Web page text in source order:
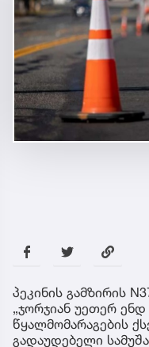
პეკინის გამზირის
„ჯორჯიან უეთერ
წყალმომარაგების
გადაუდებელი